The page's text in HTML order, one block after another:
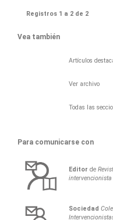
Registros 1 a 2 de 2
Vea también
Artículos
Ver archivo
Todas las
Para comunicarse con
Editor de
intervencionista
Sociedad